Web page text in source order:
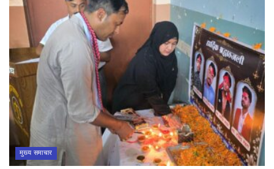
मुख्य समाचार